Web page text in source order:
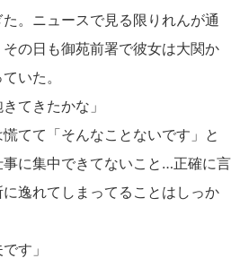
。ニュースで見る限りれんが通
の日も御苑前署で彼女は大関か
いた。
てきたかな」
てて「そんなことないです」と
に集中できてないこと…正確に言
逸れてしまってることはしっか
す」